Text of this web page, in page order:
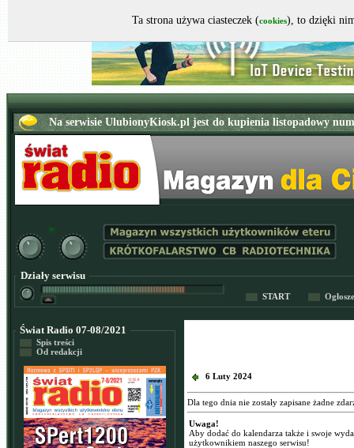
Działy serwisu
START
Świat Radio 07-08/2021
Spis treści
Od redakcji
6 Luty 2024
Dla tego dnia nie zostały zapisane żadne
Uwaga!
Aby dodać do kalendarza także i swoje
użytkownikiem naszego serwisu!
Ta strona używa ciasteczek (cookies), to dzięki